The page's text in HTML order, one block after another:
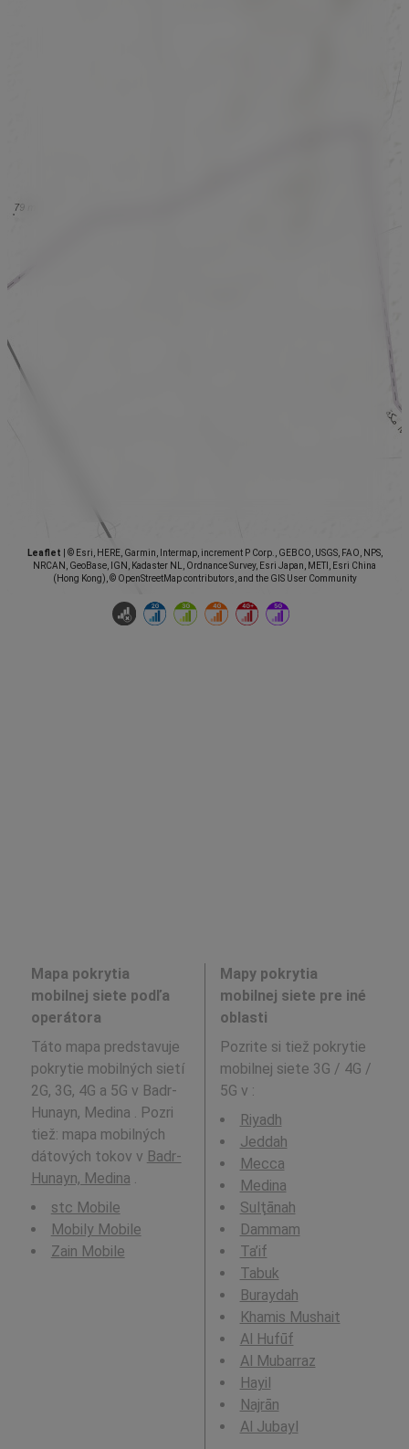
Leaflet
© Esri, HERE, Garmin, Intermap, increment P Corp., GEBCO, USGS, FAO, NPS,
NRCAN, GeoBase, IGN, Kadaster NL, Ordnance Survey, Esri Japan, METI, Esri China
(Hong Kong), © OpenStreetMap contributors, and the GIS User Community
Mapa pokrytia
mobilnej siete podľa
operátora
Táto mapa predstavuje
pokrytie mobilných sietí
2G, 3G, 4G a 5G v Badr-
Hunayn, Medina . Pozri
tiež: mapa mobilných
dátových tokov v Badr-
Hunayn, Medina
stc Mobile
Mobily Mobile
Zain Mobile
Mapy pokrytia
mobilnej siete pre iné
oblasti
Pozrite si tiež pokrytie
mobilnej siete 3G / 4G /
5G v :
Riyadh
Jeddah
Mecca
Medina
Sulţānah
Dammam
Ta’if
Tabuk
Buraydah
Khamis Mushait
Al Hufūf
Al Mubarraz
Hayil
Najrān
Al Jubayl